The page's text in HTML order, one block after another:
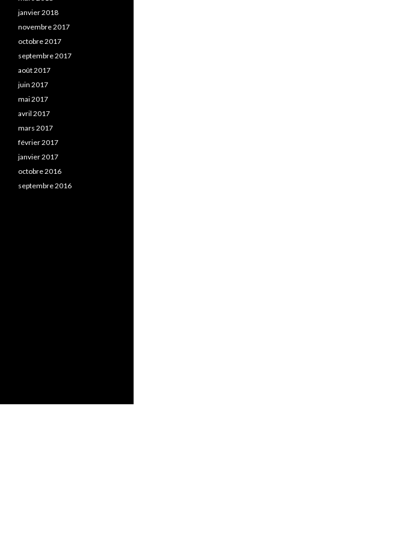
janvier 2018
novembre 2017
octobre 2017
septembre 2017
août 2017
juin 2017
mai 2017
avril 2017
mars 2017
février 2017
janvier 2017
octobre 2016
septembre 2016